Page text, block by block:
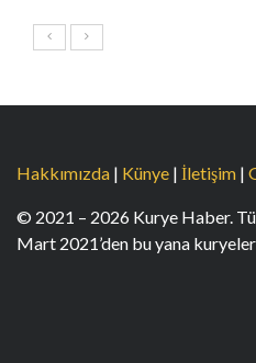
Hakkımızda | Künye | İletişim |
© 2021 – 2026 Kurye Haber.
Mart 2021’den bu yana